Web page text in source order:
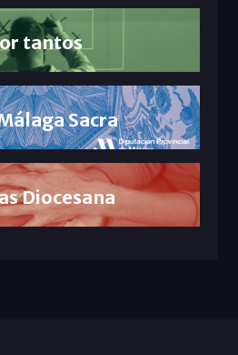
tantos
Sacra
Diocesana